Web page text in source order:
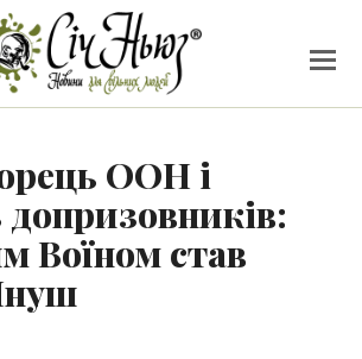
ООН і
Воїном став